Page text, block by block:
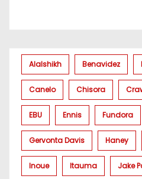
Alalshikh Benavidez
Canelo Chisora
EBU Ennis Fundora
Gervonta Davis Haney
Inoue Itauma Jake